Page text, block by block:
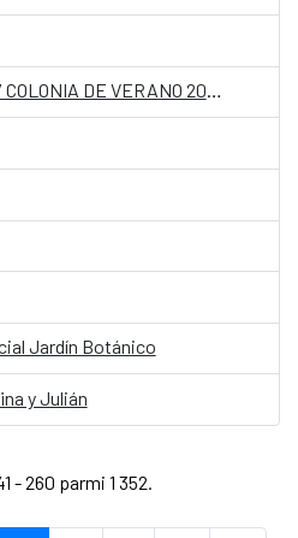
CLUB SALAZARCITOS // COLONIA DE VERANO 2020
Jardín Botánico
y Julián
- 260 parmi 1 352.